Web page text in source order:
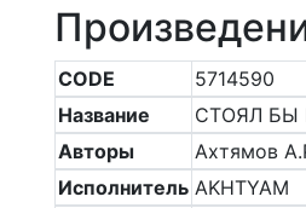
CODE
5714590
Название
СТОЯЛ БЫ
Авторы
Ахтямов
Исполнитель AKHTYAM